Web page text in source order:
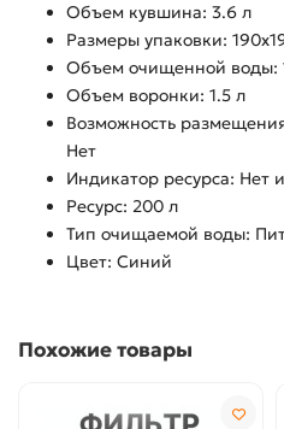
Объем кувшина: 3.6 л
Размеры упаковки:
Объем очищенной воды:
Объем воронки: 1.5 л
Возможность
Нет
Индикатор ресурса: Нет
Ресурс: 200 л
Тип очищаемой воды:
Цвет: Синий
Похожие товары